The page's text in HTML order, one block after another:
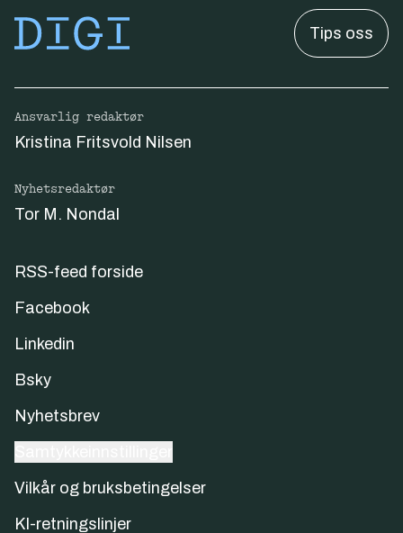
Tips oss
Ansvarlig redaktør
Kristina Fritsvold Nilsen
Nyhetsredaktør
Tor M. Nondal
RSS-feed forside
Facebook
Linkedin
Bsky
Nyhetsbrev
Vilkår og bruksbetingelser
KI-retningslinjer